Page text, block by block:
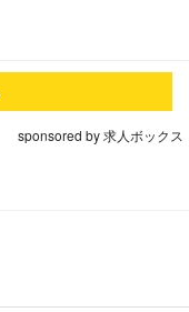
sponsored by 求人ボックス